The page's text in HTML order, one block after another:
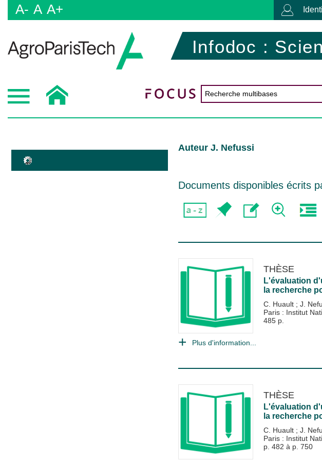
A- A A+
Infodoc :
Auteur J. Nefussi
Documents disponibles écrits
THÈSE
L'évaluation
la recherche
C. Huault ; J.
Paris : Institut
485 p.
Plus d'information...
THÈSE
L'évaluation
la recherche
C. Huault ; J.
Paris : Institut
p. 482 à p. 750